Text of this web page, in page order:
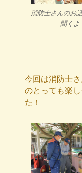
消防士さんのお
聞くよ
今回は消防士
のとっても楽
た！